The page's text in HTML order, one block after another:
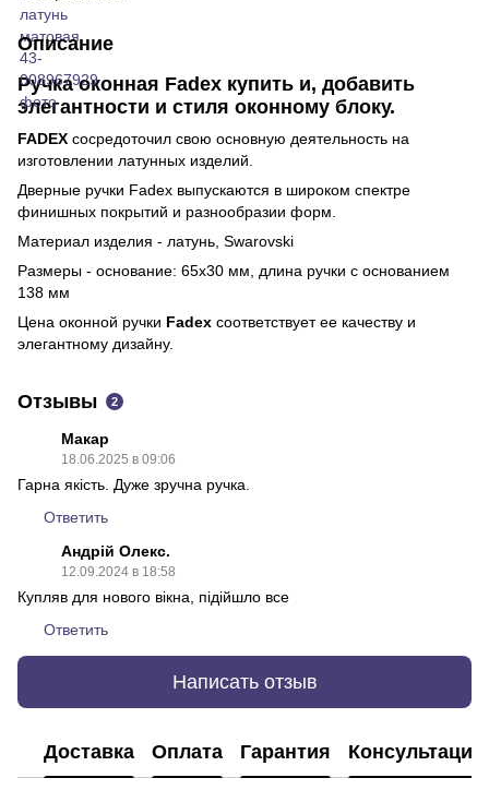
Описание
Ручка оконная Fadex купить и, добавить
элегантности и стиля оконному блоку.
FADEX сосредоточил свою основную деятельность на
изготовлении латунных изделий.
Дверные ручки Fadex выпускаются в широком спектре
финишных покрытий и разнообразии форм.
Материал изделия - латунь, Swarovski
Размеры - основание: 65х30 мм, длина ручки с основанием
138 мм
Цена оконной ручки Fadex соответствует ее качеству и
элегантному дизайну.
Отзывы 2
Макар
18.06.2025 в 09:06
Гарна якість. Дуже зручна ручка.
Ответить
Андрій Олекс.
12.09.2024 в 18:58
Купляв для нового вікна, підійшло все
Ответить
Написать отзыв
Доставка Оплата Гарантия Консультация